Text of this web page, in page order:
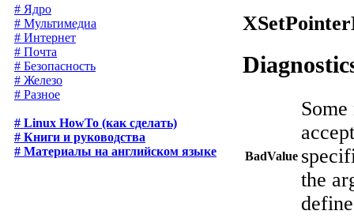
# Ядро
# Мультимедиа
# Интернет
# Почта
# Безопасность
# Железо
# Разное
# Linux HowTo (как сделать)
# Книги и руководства
# Материалы на английском языке
BadValue
the